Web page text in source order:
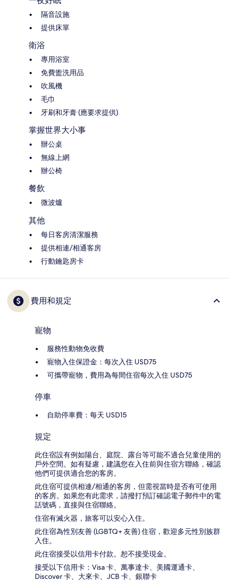
隔音設施
提供床單
衛浴
專用浴室
免費盥洗用品
吹風機
毛巾
牙刷和牙膏 (應要求提供)
掌握世界大小事
辦公桌
無線上網
辦公椅
餐飲
微波爐
其他
每日客房清潔服務
提供相連/相通客房
行動鑰匙房卡
費用和規定
寵物
服務性動物免收費
寵物入住保證金：每次入住 USD75
可攜帶寵物，費用為每間住宿每次入住 USD75
停車
自助停車費：每天 USD15
規定
此住宿設有例如陽台、庭院、露台等可能不適合兒童使用的
戶外空間。如有疑慮，建議您在入住前與住宿方聯絡，確認
他們可提供適合您的客房。
此住宿可提供相連/相通的客房，但需視當時是否有可使用
的客房。如果您有此需求，請撥打預訂確認電子郵件中的電
話號碼，直接與住宿聯絡。
住宿有滅火器，旅客可以安心入住。
此住宿為性別友善 (LGBTQ+ 友善) 住宿，歡迎多元性別族群
入住。
此住宿接受以信用卡付款。恕不接受現金。
接受以下信用卡：Visa 卡、萬事達卡、美國運通卡、
Discover 卡、大來卡、JCB 卡、銀聯卡